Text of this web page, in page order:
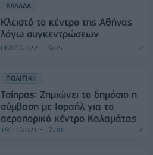
ΕΛΛΑΔΑ
Κλειστό το κέντρο της Αθήνας
λόγω συγκεντρώσεων
08/03/2022 - 19:05
ΠΟΛΙΤΙΚΗ
Τσίπρας: Ζημιώνει το δημόσιο η
σύμβαση με Ισραήλ για το
αεροπορικό κέντρο Καλαμάτας
19/11/2021 - 17:00